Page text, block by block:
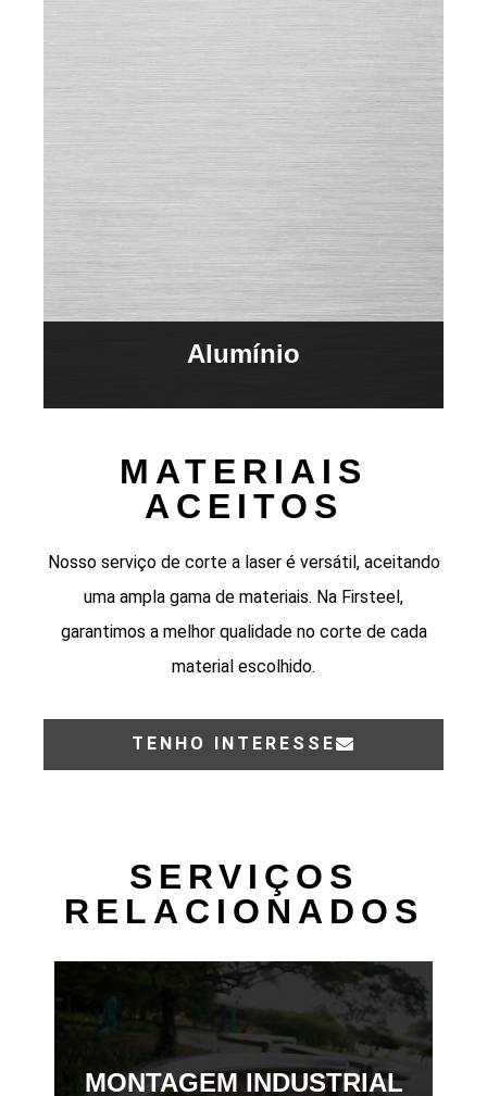
MATERIAIS
ACEITOS
Nosso serviço de corte a laser é versátil, aceitando
uma ampla gama de materiais. Na Firsteel,
garantimos a melhor qualidade no corte de cada
material escolhido.
TENHO INTERESSE
Alumínio
SERVIÇOS
RELACIONADOS
MONTAGEM INDUSTRIAL